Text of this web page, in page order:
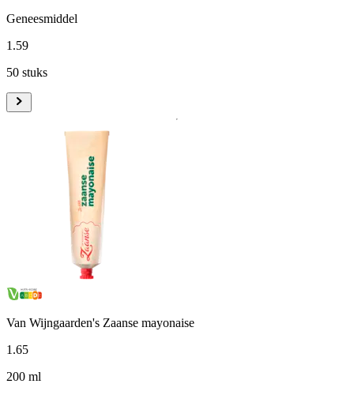
Geneesmiddel
1 .59
50 stuks
Van Wijngaarden's Zaanse mayonaise
1 .65
200 ml